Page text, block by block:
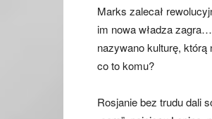
Marks zalecał
im nowa władza zagra…
nazywano kulturę,
co to komu?
Rosjanie bez trudu dali